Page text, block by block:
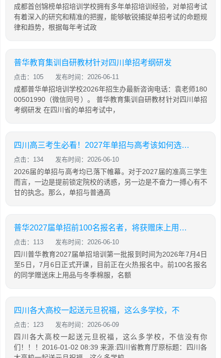
成都首创锦榜单招培训学校拥有多年单招培训经验，对单招考试
有着深入的研究和精准的把握，能够敏锐捕捉单招考试的命题规
律和趋势，根据每年考试政
普华教育集训自研教材针对四川单招考纲研发
点击：105 发布时间：2026-06-11
成都普华单招培训学校2026年招生办最新咨询电话：袁老师180
00501990（微信同号）。 普华教育集训自研教材针对四川单招
考纲研发 在四川省的单招考试中，
四川高三考生必看！2027年单招与高考该如何选择？哪些学生更适合走单招？
点击：134 发布时间：2026-06-10
2026届的单招与高考均已落下帷幕。对于2027届的准高三学生
而言，一边是提前锁定院校的诱惑，另一边是不奋力一搏心有不
甘的执念。那么，单招与普通高
普华2027届单招前100名报名者，将获赠床上用品与冬季棉服，名额有限，先到先得
点击：113 发布时间：2026-06-10
四川普华教育2027届单招培训第一批报到时间为2026年7月4日
至5日，7月6日正式开课，目前正在火热报名中。前100名报名
的同学赠送床上用品与冬季棉服，名额
四川各大高校一起送元旦祝福，这么多学校，不
点击：123 发布时间：2026-06-09
四川各大高校一起送元旦祝福，这么多学校，不信没有你
们！！！2016-01-02 08:39 来源:四川省教育厅原标题：四川各